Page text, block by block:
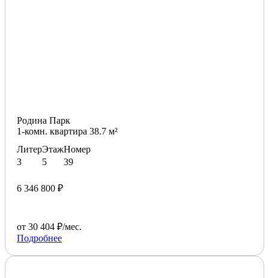
Родина Парк
1-комн. квартира 38.7 м²
Литер
3
Этаж
5
Номер
39
6 346 800 ₽
от 30 404 ₽/мес.
Подробнее